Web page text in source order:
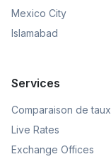
Mexico City
Islamabad
Services
Comparaison de taux
Live Rates
Exchange Offices